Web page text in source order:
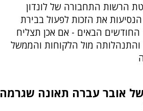
הרשות התחבורה של לונדון
את הזכות לפעול בבירת
אנגליה לפחות למשך 15 החודשים הבאים - אם אכן תצליח
מול הלקוחות והממשל
של אובר עברה תאונה שגרמה